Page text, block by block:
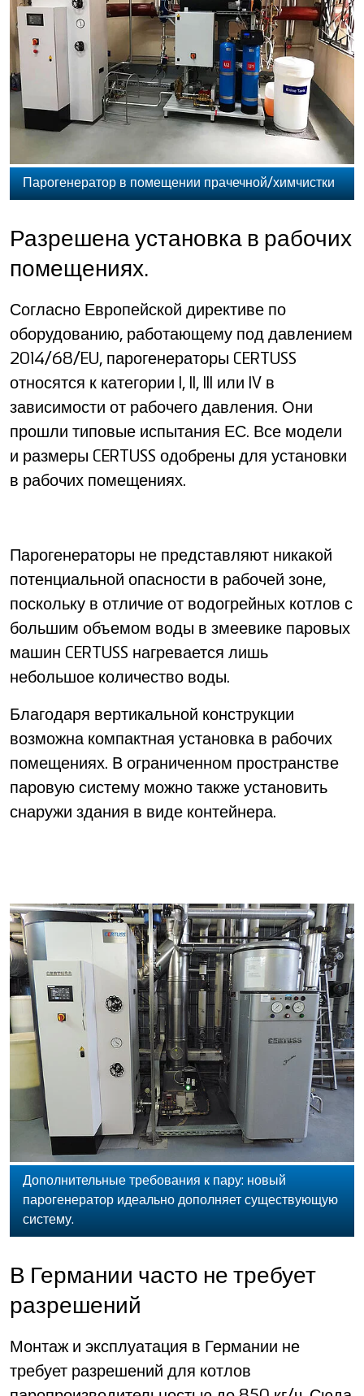
Парогенератор в помещении прачечной/химчистки
Разрешена установка в рабочих
помещениях.
Согласно Европейской директиве по
оборудованию, работающему под давлением
2014/68/EU, парогенераторы CERTUSS
относятся к категории I, II, III или IV в
зависимости от рабочего давления. Они
прошли типовые испытания ЕС. Все модели
и размеры CERTUSS одобрены для установки
в рабочих помещениях.
Парогенераторы не представляют никакой
потенциальной опасности в рабочей зоне,
поскольку в отличие от водогрейных котлов с
большим объемом воды в змеевике паровых
машин CERTUSS нагревается лишь
небольшое количество воды.
Благодаря вертикальной конструкции
возможна компактная установка в рабочих
помещениях. В ограниченном пространстве
паровую систему можно также установить
снаружи здания в виде контейнера.
Дополнительные требования к пару: новый
парогенератор идеально дополняет существующую
систему.
В Германии часто не требует
разрешений
Монтаж и эксплуатация в Германии не
требует разрешений для котлов